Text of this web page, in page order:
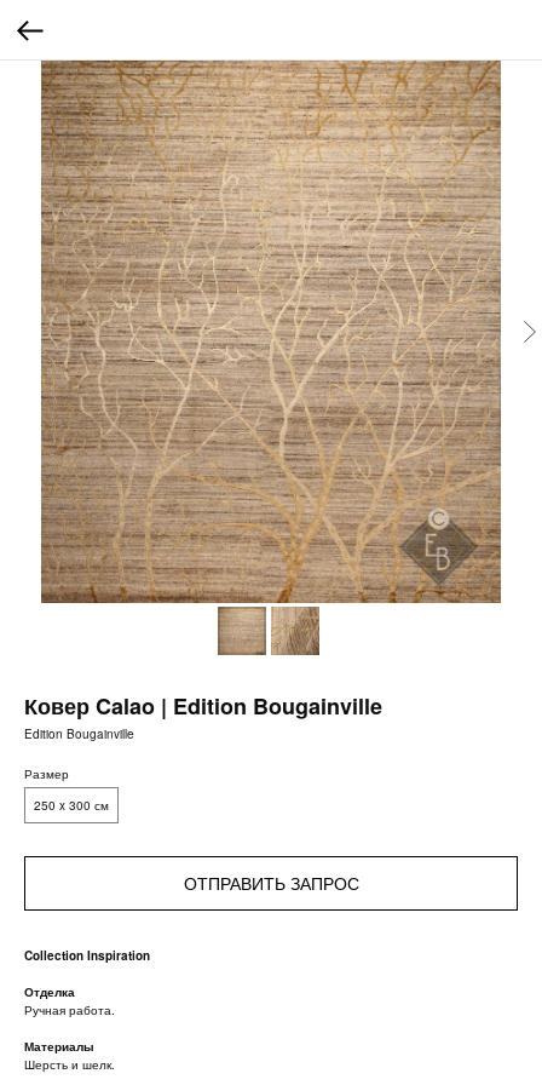
Ковер Calao | Edition Bougainville
Edition Bougainville
Размер
250 x 300 см
ОТПРАВИТЬ ЗАПРОС
Collection Inspiration
Отделка
Ручная работа.
Материалы
Шерсть и шелк.